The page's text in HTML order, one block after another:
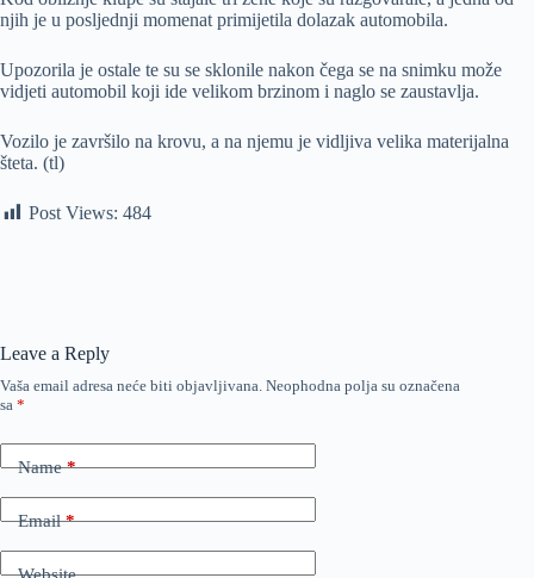
njih je u posljednji momenat primijetila dolazak automobila.
Upozorila je ostale te su se sklonile nakon čega se na snimku može
vidjeti automobil koji ide velikom brzinom i naglo se zaustavlja.
Vozilo je završilo na krovu, a na njemu je vidljiva velika materijalna
šteta. (tl)
Post Views: 484
Leave a Reply
Vaša email adresa neće biti objavljivana. Neophodna polja su označena
sa *
Name*
Email*